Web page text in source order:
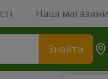
Наші магазини
Знайти